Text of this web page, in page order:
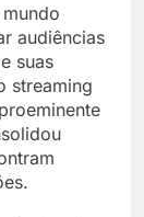
audiências
suas
streaming